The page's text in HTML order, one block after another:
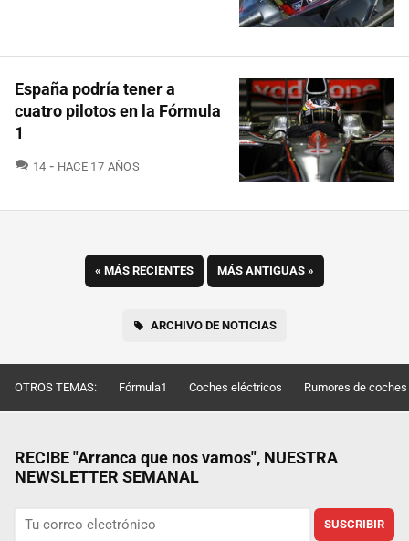
España podría tener a
cuatro pilotos en la Fórmula
1
14 COMENTARIOS
HACE 17 AÑOS
« MÁS RECIENTES MÁS ANTIGUAS »
ARCHIVO DE NOTICIAS
OTROS TEMAS: Fórmula1 Coches eléctricos Rumores de coches
RECIBE "Arranca que nos vamos", NUESTRA
NEWSLETTER SEMANAL
SUSCRIBIR